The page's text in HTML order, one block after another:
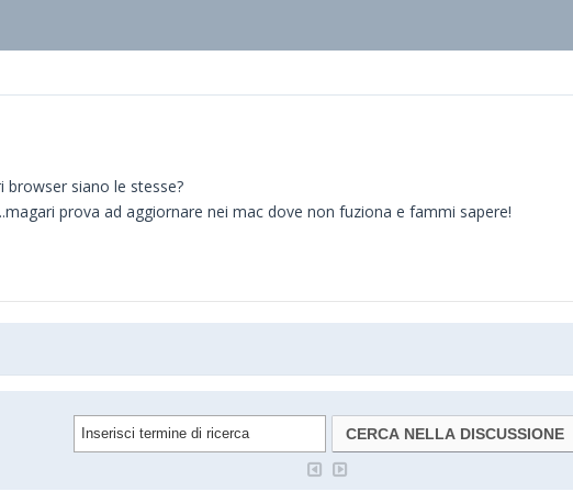
browser siano le stesse?
prova ad aggiornare nei mac dove non fuziona e fammi sapere!